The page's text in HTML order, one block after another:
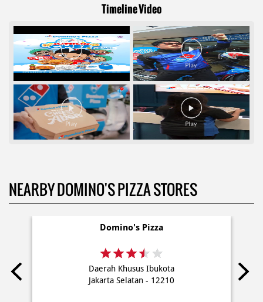
Timeline Video
NEARBY DOMINO'S PIZZA STORES
Domino's Pizza
Daerah Khusus Ibukota
Jakarta Selatan - 12210